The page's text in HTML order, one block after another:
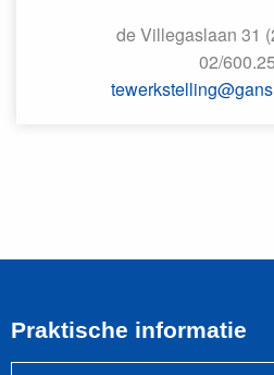
de Villegaslaan 31
02/
Praktische informatie